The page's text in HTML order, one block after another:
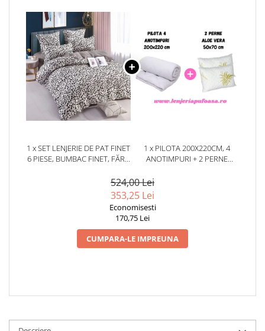
1 x SET LENJERIE DE PAT FINET
6 PIESE, BUMBAC FINET, FĂRĂ
1 x PILOTA 200X220CM, 4
ANOTIMPURI + 2 PERNE
524,00 Lei
353,25 Lei
Economisesti
170,75 Lei
CUMPARA-LE IMPREUNA